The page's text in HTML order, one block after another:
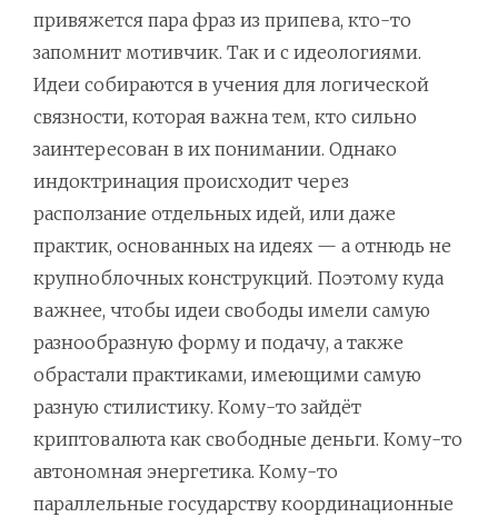
привяжется пара фраз из припева, кто-то
запомнит мотивчик. Так и с идеологиями.
Идеи собираются в учения для логической
связности, которая важна тем, кто сильно
заинтересован в их понимании. Однако
индоктринация происходит через
расползание отдельных идей, или даже
практик, основанных на идеях — а отнюдь не
крупноблочных конструкций. Поэтому куда
важнее, чтобы идеи свободы имели самую
разнообразную форму и подачу, а также
обрастали практиками, имеющими самую
разную стилистику. Кому-то зайдёт
криптовалюта как свободные деньги. Кому-то
автономная энергетика. Кому-то
параллельные государству координационные